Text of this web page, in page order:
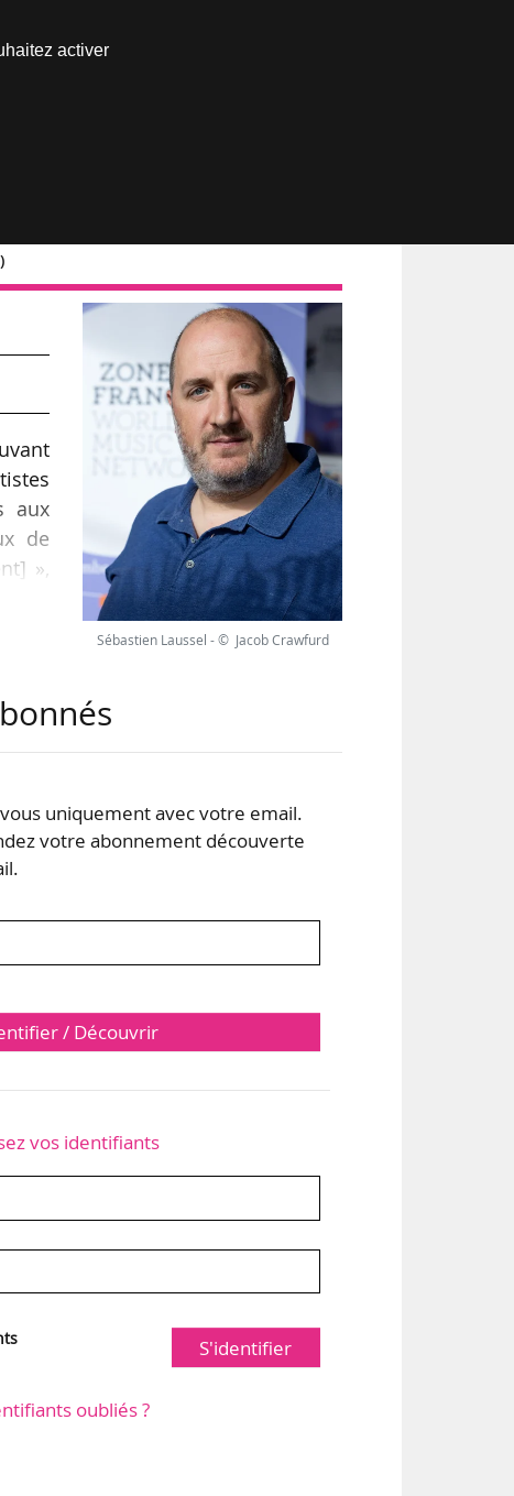
aux
de
»,
Sébastien Laussel - © Jacob Crawfurd
uniquement avec votre email.
votre abonnement découverte
/ Découvrir
vos identifiants
S'identifier
oubliés ?
activer